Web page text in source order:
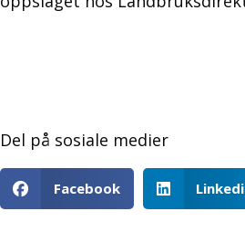
Del på sosiale medier
Facebook